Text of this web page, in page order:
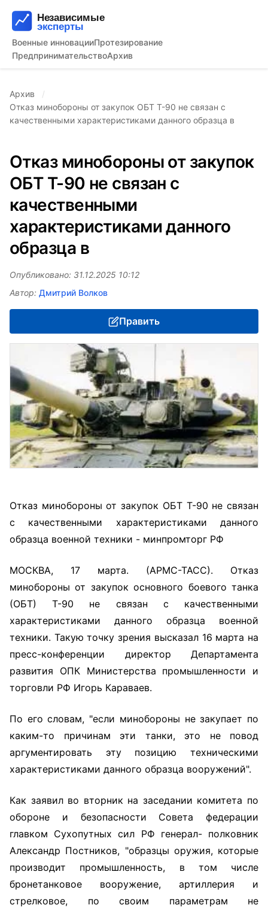
Военные инновацииПротезирование
ПредпринимательствоАрхив
Архив
Отказ минобороны от закупок ОБТ Т-90 не связан с
качественными характеристиками данного образца в
Отказ минобороны от закупок
ОБТ Т-90 не связан с
качественными
характеристиками данного
образца в
Опубликовано: 31.12.2025 10:12
Автор: Дмитрий Волков
Править
Отказ минобороны от закупок ОБТ Т-90 не связан
с качественными характеристиками данного
образца военной техники - минпромторг РФ
МОСКВА, 17 марта. (АРМС-ТАСС). Отказ
минобороны от закупок основного боевого танка
(ОБТ) Т-90 не связан с качественными
характеристиками данного образца военной
техники. Такую точку зрения высказал 16 марта на
пресс-конференции директор Департамента
развития ОПК Министерства промышленности и
торговли РФ Игорь Караваев.
По его словам, "если минобороны не закупает по
каким-то причинам эти танки, это не повод
аргументировать эту позицию техническими
характеристиками данного образца вооружений".
Как заявил во вторник на заседании комитета по
обороне и безопасности Совета федерации
главком Сухопутных сил РФ генерал- полковник
Александр Постников, "образцы оружия, которые
производит промышленность, в том числе
бронетанковое вооружение, артиллерия и
стрелковое, по своим параметрам не